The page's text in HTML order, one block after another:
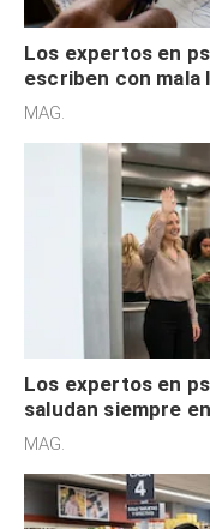
Los expertos en
escriben con
acelerado y no lo
MAG.
Los expertos en
saludan siempre
defensiva y tienen
MAG.